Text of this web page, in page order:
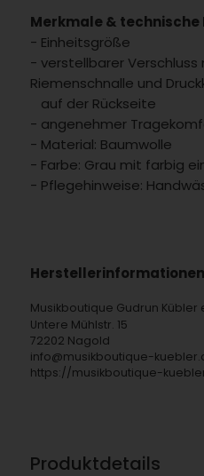
Merkmale & technische
- Einheitsgröße
- verstellbarer
Riemenschnalle und
auf der Rückseite
- angenehmer
- Material: Baumwolle
- Farbe: Grau mit farbig
- Pflegehinweise:
Musikboutique Gudrun Kübler
Untere Mühlstr. 15
72202 Nagold
info@musikboutique-
https://musikboutique-
Produktdetails